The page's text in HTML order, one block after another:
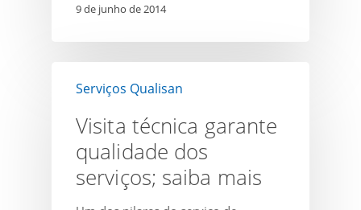
9 de junho de 2014
técnica
qualidade
serviços;
Serviços Qualisan
Visita técnica garante
qualidade dos
serviços; saiba mais